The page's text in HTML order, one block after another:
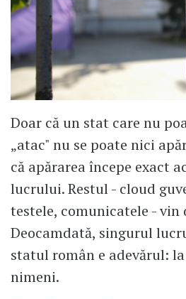
Doar că un stat care nu
„atac" nu se poate nici
că apărarea începe exact
lucrului. Restul - cloud
testele, comunicatele - vin
Deocamdată, singurul
statul român e adevărul:
nimeni.